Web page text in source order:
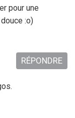
pour une
:o)
RÉPONDRE